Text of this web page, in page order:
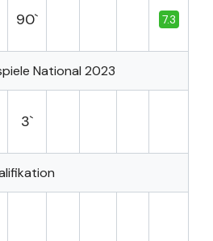
90` 7.3
National 2023
3`